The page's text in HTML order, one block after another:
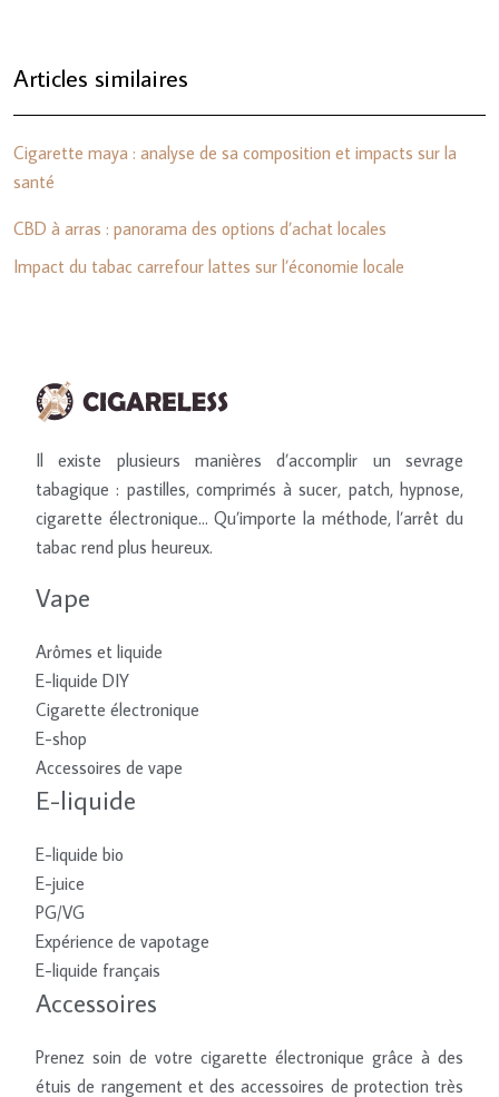
Articles similaires
Cigarette maya : analyse de sa composition et impacts sur la
santé
CBD à arras : panorama des options d’achat locales
Impact du tabac carrefour lattes sur l’économie locale
Il existe plusieurs manières d’accomplir un sevrage
tabagique : pastilles, comprimés à sucer, patch, hypnose,
cigarette électronique… Qu’importe la méthode, l’arrêt du
tabac rend plus heureux.
Vape
Arômes et liquide
E-liquide DIY
Cigarette électronique
E-shop
Accessoires de vape
E-liquide
E-liquide bio
E-juice
PG/VG
Expérience de vapotage
E-liquide français
Accessoires
Prenez soin de votre cigarette électronique grâce à des
étuis de rangement et des accessoires de protection très